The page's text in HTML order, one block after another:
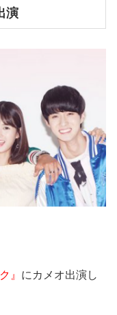
演
』 にカメオ出演し